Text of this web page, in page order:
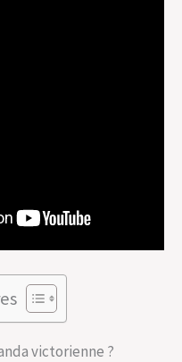
victorienne ?